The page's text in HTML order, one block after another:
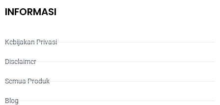
INFORMASI
Kebijakan Privasi
Disclaimer
Semua Produk
Blog